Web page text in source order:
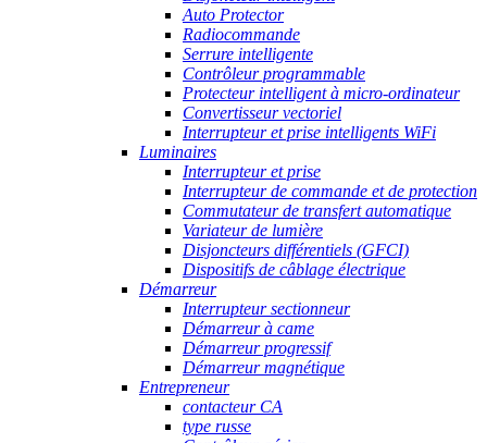
Auto Protector
Radiocommande
Serrure intelligente
Contrôleur programmable
Protecteur intelligent à micro-ordinateur
Convertisseur vectoriel
Interrupteur et prise intelligents WiFi
Luminaires
Interrupteur et prise
Interrupteur de commande et de protection
Commutateur de transfert automatique
Variateur de lumière
Disjoncteurs différentiels (GFCI)
Dispositifs de câblage électrique
Démarreur
Interrupteur sectionneur
Démarreur à came
Démarreur progressif
Démarreur magnétique
Entrepreneur
contacteur CA
type russe